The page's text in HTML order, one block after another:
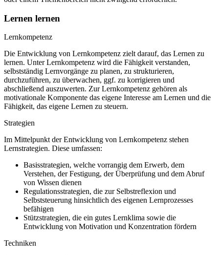
Lernen lernen
Lernkompetenz
Die Entwicklung von Lernkompetenz zielt darauf, das Lernen zu
lernen. Unter Lernkompetenz wird die Fähigkeit verstanden,
selbstständig Lernvorgänge zu planen, zu strukturieren,
durchzuführen, zu überwachen, ggf. zu korrigieren und
abschließend auszuwerten. Zur Lernkompetenz gehören als
motivationale Komponente das eigene Interesse am Lernen und die
Fähigkeit, das eigene Lernen zu steuern.
Strategien
Im Mittelpunkt der Entwicklung von Lernkompetenz stehen
Lernstrategien. Diese umfassen:
Basisstrategien, welche vorrangig dem Erwerb, dem
Verstehen, der Festigung, der Überprüfung und dem Abruf
von Wissen dienen
Regulationsstrategien, die zur Selbstreflexion und
Selbststeuerung hinsichtlich des eigenen Lernprozesses
befähigen
Stützstrategien, die ein gutes Lernklima sowie die
Entwicklung von Motivation und Konzentration fördern
Techniken